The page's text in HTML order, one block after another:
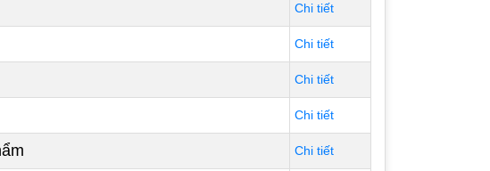
Chi tiết
Chi tiết
Chi tiết
Chi tiết
Chi tiết